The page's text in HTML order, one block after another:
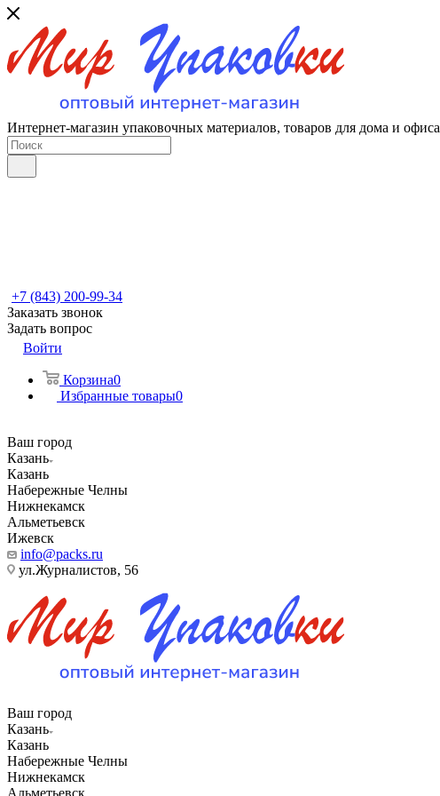
Интернет-магазин упаковочных материалов, товаров для дома и офиса
+7 (843) 200-99-34
Заказать звонок
Задать вопрос
Войти
Корзина0
Избранные товары0
Ваш город
Казань
Казань
Набережные Челны
Нижнекамск
Альметьевск
Ижевск
info@packs.ru
ул.Журналистов, 56
Ваш город
Казань
Казань
Набережные Челны
Нижнекамск
Альметьевск